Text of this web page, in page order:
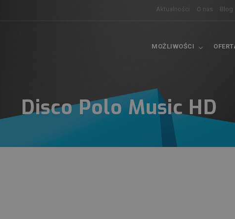
Aktualności O nas Blog
MOŻLIWOŚCI
Disco Polo Music HD